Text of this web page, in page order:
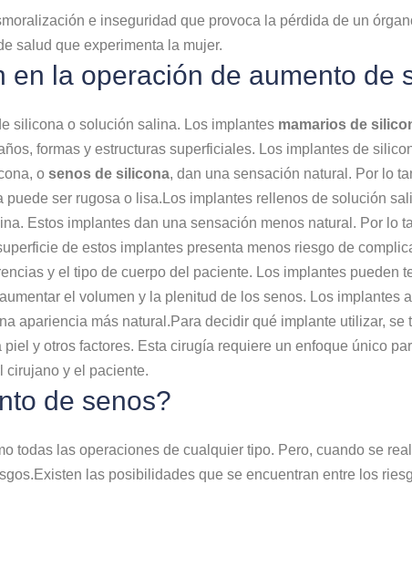
e inseguridad que provoca la pérdida de un
salud que experimenta la mujer.
la operación de aumento de
silicona o solución salina. Los implantes mamarios de
formas y estructuras superficiales. Los implantes de
o senos de silicona, dan una sensación natural. Por lo
ser rugosa o lisa.Los implantes rellenos de solución
Estos implantes dan una sensación menos natural. Por lo
de estos implantes presenta menos riesgo de
y el tipo de cuerpo del paciente. Los implantes pueden
el volumen y la plenitud de los senos. Los implantes
apariencia más natural.Para decidir qué implante utilizar, se
y otros factores. Esta cirugía requiere un enfoque único
cirujano y el paciente.
de senos?
todas las operaciones de cualquier tipo. Pero, cuando se
las posibilidades que se encuentran entre los